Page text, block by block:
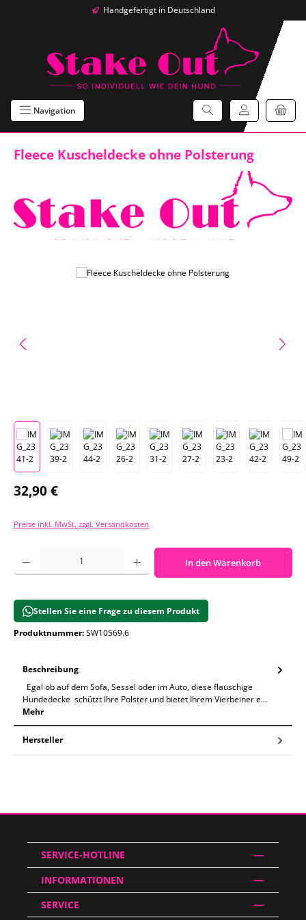
Zum Hauptinhalt springenHandgefertigt in Deutschland
Navigation
Fleece Kuscheldecke ohne Polsterung
Bildergalerie überspringen
Regulärer Preis:
32,90 €
Preise inkl. MwSt. zzgl. Versandkosten
Produkt Anzahl: Gib den gewünschten Wert ein oder benutze die
In den Warenkorb
Stellen Sie eine Frage zu diesem Produkt
Produktnummer:SW10569.6
Beschreibung
Egal ob auf dem Sofa, Sessel oder im Auto, diese flauschige
Hundedecke schützt Ihre Polster und bietet Ihrem Vierbeiner e…
Mehr
Hersteller
SERVICE-HOTLINE
INFORMATIONEN
SERVICE